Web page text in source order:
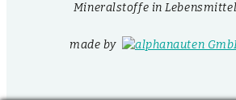
Mineralstoffe in
made by